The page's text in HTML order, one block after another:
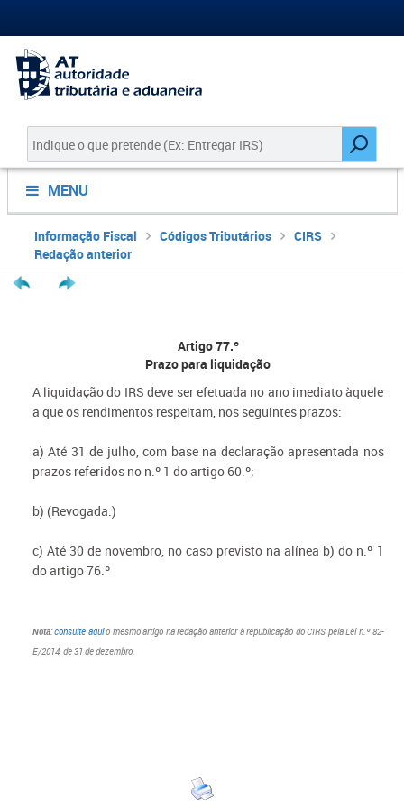
MENU
Informação Fiscal Códigos Tributários
CIRS
Redação anterior
Artigo 77.º
Prazo para liquidação
A liquidação do IRS deve ser efetuada no ano imediato àquele
a que os rendimentos respeitam, nos seguintes prazos:
a) Até 31 de julho, com base na declaração apresentada nos
prazos referidos no n.º 1 do artigo 60.º;
b) (Revogada.)
c) Até 30 de novembro, no caso previsto na alínea b) do n.º 1
do artigo 76.º
Nota:consulte aquio mesmo artigo na redação anterior à republicação do CIRS pela Lei n.º 82-
E/2014, de 31 de dezembro.